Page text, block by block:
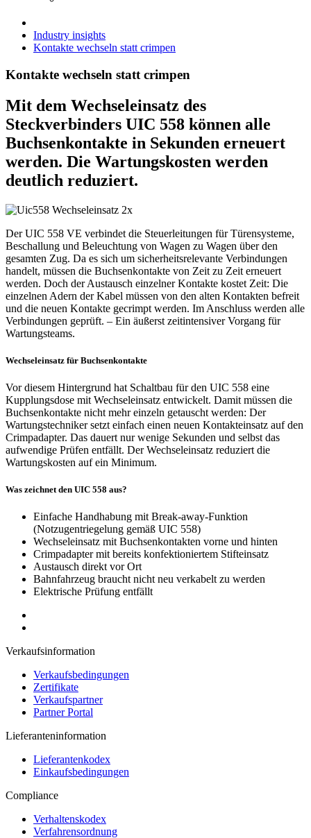
Industry insights
Kontakte wechseln statt crimpen
Kontakte wechseln statt crimpen
Mit dem Wechseleinsatz des
Steckverbinders UIC 558 können alle
Buchsenkontakte in Sekunden erneuert
werden. Die Wartungskosten werden
deutlich reduziert.
Der UIC 558 VE verbindet die Steuerleitungen für Türensysteme,
Beschallung und Beleuchtung von Wagen zu Wagen über den
gesamten Zug. Da es sich um sicherheitsrelevante Verbindungen
handelt, müssen die Buchsenkontakte von Zeit zu Zeit erneuert
werden. Doch der Austausch einzelner Kontakte kostet Zeit: Die
einzelnen Adern der Kabel müssen von den alten Kontakten befreit
und die neuen Kontakte gecrimpt werden. Im Anschluss werden alle
Verbindungen geprüft. – Ein äußerst zeitintensiver Vorgang für
Wartungsteams.
Wechseleinsatz für Buchsenkontakte
Vor diesem Hintergrund hat Schaltbau für den UIC 558 eine
Kupplungsdose mit Wechseleinsatz entwickelt. Damit müssen die
Buchsenkontakte nicht mehr einzeln getauscht werden: Der
Wartungstechniker setzt einfach einen neuen Kontakteinsatz auf den
Crimpadapter. Das dauert nur wenige Sekunden und selbst das
aufwendige Prüfen entfällt. Der Wechseleinsatz reduziert die
Wartungskosten auf ein Minimum.
Was zeichnet den UIC 558 aus?
Einfache Handhabung mit Break-away-Funktion
(Notzugentriegelung gemäß UIC 558)
Wechseleinsatz mit Buchsenkontakten vorne und hinten
Crimpadapter mit bereits konfektioniertem Stifteinsatz
Austausch direkt vor Ort
Bahnfahrzeug braucht nicht neu verkabelt zu werden
Elektrische Prüfung entfällt
Verkaufsinformation
Verkaufsbedingungen
Zertifikate
Verkaufspartner
Partner Portal
Lieferanteninformation
Lieferantenkodex
Einkaufsbedingungen
Compliance
Verhaltenskodex
Verfahrensordnung